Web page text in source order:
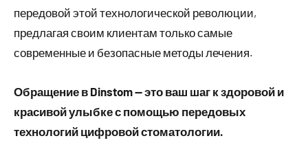
передовой этой технологической революции,
предлагая своим клиентам только самые
современные и безопасные методы лечения.
Обращение в Dinstom — это ваш шаг к здоровой и
красивой улыбке с помощью передовых
технологий цифровой стоматологии.